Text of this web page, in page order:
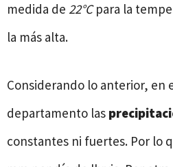
medida de 22°Cpara la
la más alta.
Considerando lo anterior, en
departamento las
constantes ni fuertes. Por lo